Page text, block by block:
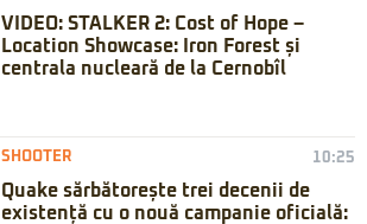
VIDEO: STALKER 2: Cost of Hope –
Location Showcase: Iron Forest și
centrala nucleară de la Cernobîl
SHOOTER 10:25
Quake sărbătorește trei decenii de
existență cu o nouă campanie oficială: